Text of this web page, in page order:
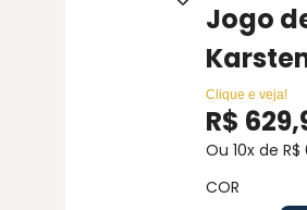
Jogo
Clique e veja!
R$ 629,
Ou10x deR$
COR